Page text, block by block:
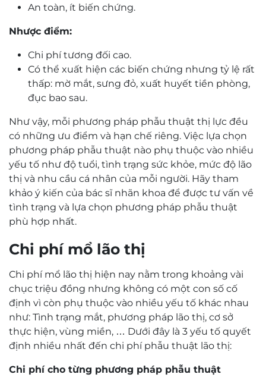
An toàn, ít biến chứng.
Nhược điểm:
Chi phí tương đối cao.
Có thể xuất hiện các biến chứng nhưng tỷ lệ rất
thấp: mờ mắt, sưng đỏ, xuất huyết tiền phòng,
đục bao sau.
Như vậy, mỗi phương pháp phẫu thuật thị lực đều
có những ưu điểm và hạn chế riêng. Việc lựa chọn
phương pháp phẫu thuật nào phụ thuộc vào nhiều
yếu tố như độ tuổi, tình trạng sức khỏe, mức độ lão
thị và nhu cầu cá nhân của mỗi người. Hãy tham
khảo ý kiến của bác sĩ nhãn khoa để được tư vấn về
tình trạng và lựa chọn phương pháp phẫu thuật
phù hợp nhất.
Chi phí mổ lão thị
Chi phí mổ lão thị hiện nay nằm trong khoảng vài
chục triệu đồng nhưng không có một con số cố
định vì còn phụ thuộc vào nhiều yếu tố khác nhau
như: Tình trạng mắt, phương pháp lão thị, cơ sở
thực hiện, vùng miền, … Dưới đây là 3 yếu tố quyết
định nhiều nhất đến chi phí phẫu thuật lão thị:
Chi phí cho từng phương pháp phẫu thuật